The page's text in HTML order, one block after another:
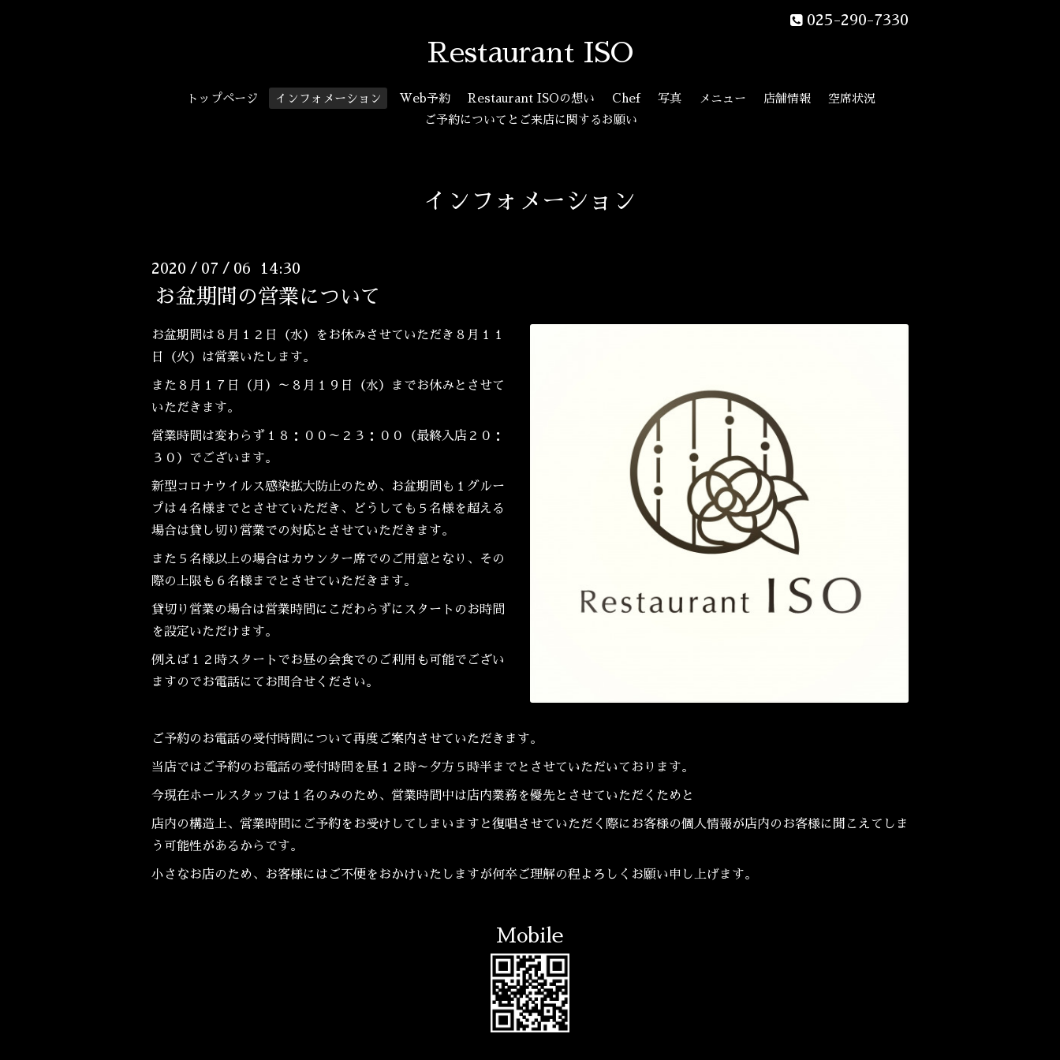
025-290-7330
Restaurant ISO
トップページ インフォメーション Web予約 Restaurant ISOの想い Chef 写真 メニュー 店舗情報
空席状況
ご予約についてとご来店に関するお願い
インフォメーション
2020 / 07 / 06 14:30
お盆期間の営業について
お盆期間は８月１２日（水）をお休みさせていただき８月１１
日（火）は営業いたします。
また８月１７日（月）～８月１９日（水）までお休みとさせて
いただきます。
営業時間は変わらず１８：００～２３：００（最終入店２０：
３０）でございます。
新型コロナウイルス感染拡大防止のため、お盆期間も１グルー
プは４名様までとさせていただき、どうしても５名様を超える
場合は貸し切り営業での対応とさせていただきます。
また５名様以上の場合はカウンター席でのご用意となり、その
際の上限も６名様までとさせていただきます。
貸切り営業の場合は営業時間にこだわらずにスタートのお時間
を設定いただけます。
例えば１２時スタートでお昼の会食でのご利用も可能でござい
ますのでお電話にてお問合せください。
ご予約のお電話の受付時間について再度ご案内させていただきます。
当店ではご予約のお電話の受付時間を昼１２時～夕方５時半までとさせていただいております。
今現在ホールスタッフは１名のみのため、営業時間中は店内業務を優先とさせていただくためと
店内の構造上、営業時間にご予約をお受けしてしまいますと復唱させていただく際にお客様の個人情報が店内のお客様に聞こえてしま
う可能性があるからです。
小さなお店のため、お客様にはご不便をおかけいたしますが何卒ご理解の程よろしくお願い申し上げます。
Mobile